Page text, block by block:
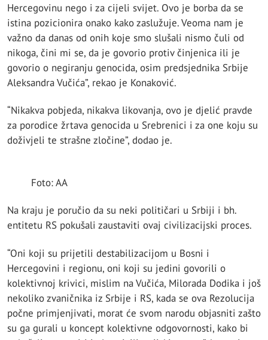
Hercegovinu nego i za cijeli svijet. Ovo je borba da se
istina pozicionira onako kako zaslužuje. Veoma nam je
važno da danas od onih koje smo slušali nismo čuli od
nikoga, čini mi se, da je govorio protiv činjenica ili je
govorio o negiranju genocida, osim predsjednika Srbije
Aleksandra Vučića”, rekao je Konaković.
“Nikakva pobjeda, nikakva likovanja, ovo je djelić pravde
za porodice žrtava genocida u Srebrenici i za one koju su
doživjeli te strašne zločine”, dodao je.
Foto: AA
Na kraju je poručio da su neki političari u Srbiji i bh.
entitetu RS pokušali zaustaviti ovaj civilizacijski proces.
“Oni koji su prijetili destabilizacijom u Bosni i
Hercegovini i regionu, oni koji su jedini govorili o
kolektivnoj krivici, mislim na Vučića, Milorada Dodika i još
nekoliko zvaničnika iz Srbije i RS, kada se ova Rezolucija
počne primjenjivati, morat će svom narodu objasniti zašto
su ga gurali u koncept kolektivne odgovornosti, kako bi